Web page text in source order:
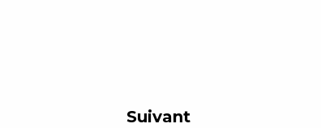
Suivant